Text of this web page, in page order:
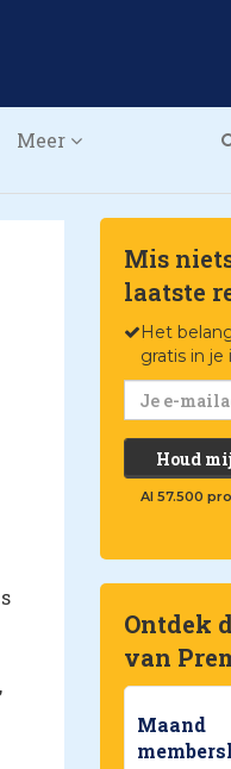
Meer
Mis
laatste
Het
gratis in je
Houd
Al 57.500
Ontdek
van
Maand